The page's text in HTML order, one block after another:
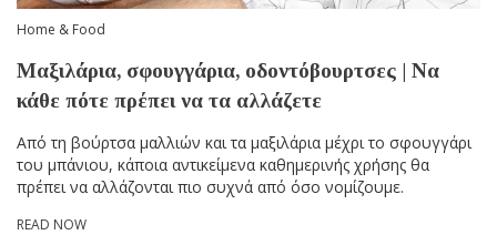
Home & Food
Μαξιλάρια, σφουγγάρια, οδοντόβουρτσες | Να
κάθε πότε πρέπει να τα αλλάζετε
Από τη βούρτσα μαλλιών και τα μαξιλάρια μέχρι το σφουγγάρι
του μπάνιου, κάποια αντικείμενα καθημερινής χρήσης θα
πρέπει να αλλάζονται πιο συχνά από όσο νομίζουμε.
READ NOW